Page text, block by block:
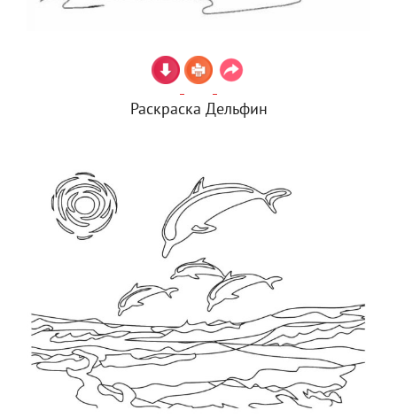
Раскраска Дельфин